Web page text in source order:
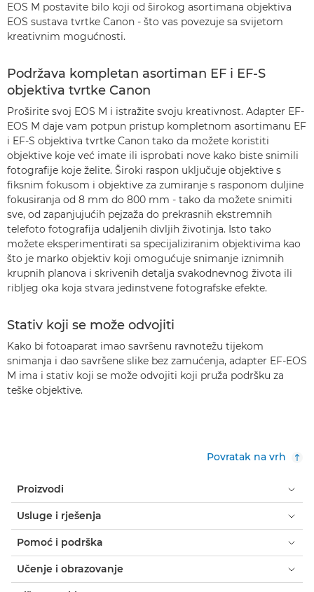
EOS M postavite bilo koji od širokog asortimana objektiva
EOS sustava tvrtke Canon - što vas povezuje sa svijetom
kreativnim mogućnosti.
Podržava kompletan asortiman EF i EF-S
objektiva tvrtke Canon
Proširite svoj EOS M i istražite svoju kreativnost. Adapter EF-
EOS M daje vam potpun pristup kompletnom asortimanu EF
i EF-S objektiva tvrtke Canon tako da možete koristiti
objektive koje već imate ili isprobati nove kako biste snimili
fotografije koje želite. Široki raspon uključuje objektive s
fiksnim fokusom i objektive za zumiranje s rasponom duljine
fokusiranja od 8 mm do 800 mm - tako da možete snimiti
sve, od zapanjujućih pejzaža do prekrasnih ekstremnih
telefoto fotografija udaljenih divljih životinja. Isto tako
možete eksperimentirati sa specijaliziranim objektivima kao
što je marko objektiv koji omogućuje snimanje iznimnih
krupnih planova i skrivenih detalja svakodnevnog života ili
ribljeg oka koja stvara jedinstvene fotografske efekte.
Stativ koji se može odvojiti
Kako bi fotoaparat imao savršenu ravnotežu tijekom
snimanja i dao savršene slike bez zamućenja, adapter EF-EOS
M ima i stativ koji se može odvojiti koji pruža podršku za
teške objektive.
Povratak na vrh
Proizvodi
Usluge i rješenja
Pomoć i podrška
Učenje i obrazovanje